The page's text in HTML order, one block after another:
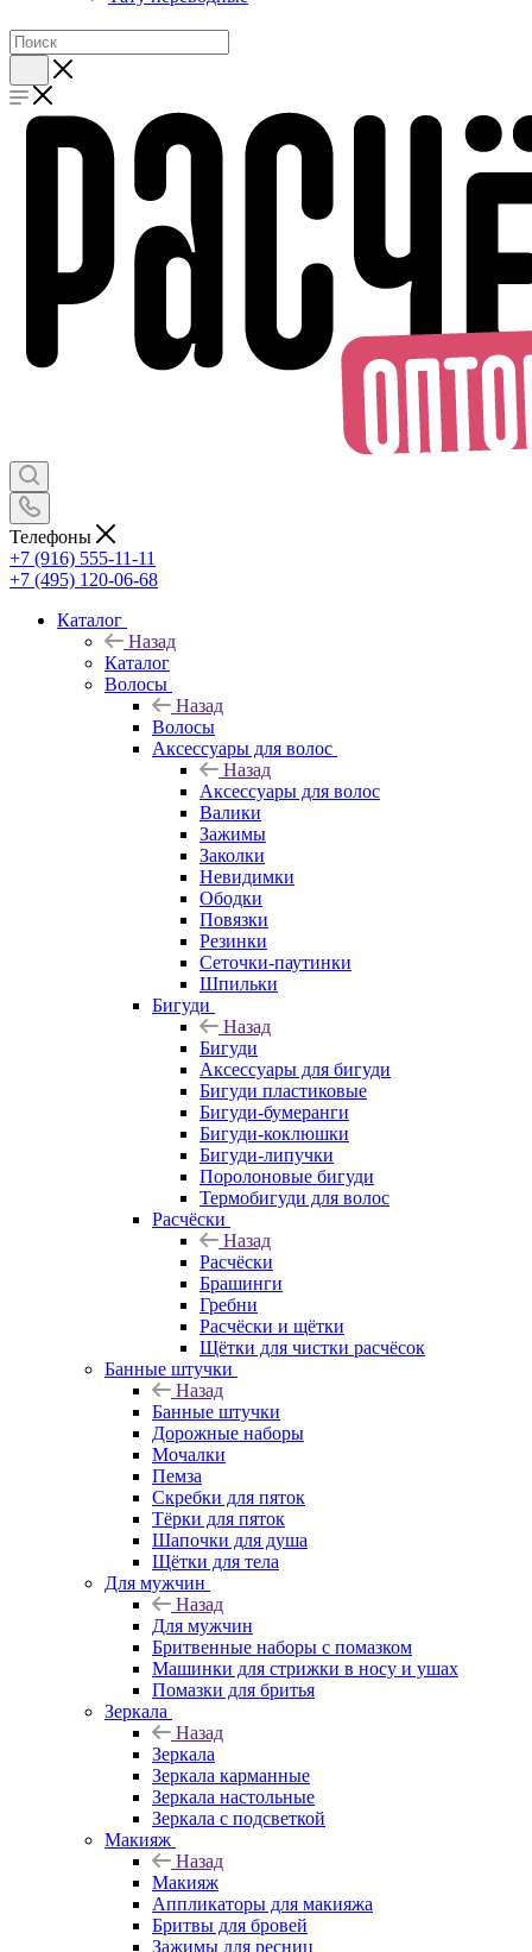
Телефоны
+7 (916) 555-11-11
+7 (495) 120-06-68
Каталог
Назад
Каталог
Волосы
Назад
Волосы
Аксессуары для волос
Назад
Аксессуары для волос
Валики
Зажимы
Заколки
Невидимки
Ободки
Повязки
Резинки
Сеточки-паутинки
Шпильки
Бигуди
Назад
Бигуди
Аксессуары для бигуди
Бигуди пластиковые
Бигуди-бумеранги
Бигуди-коклюшки
Бигуди-липучки
Поролоновые бигуди
Термобигуди для волос
Расчёски
Назад
Расчёски
Брашинги
Гребни
Расчёски и щётки
Щётки для чистки расчёсок
Банные штучки
Назад
Банные штучки
Дорожные наборы
Мочалки
Пемза
Скребки для пяток
Тёрки для пяток
Шапочки для душа
Щётки для тела
Для мужчин
Назад
Для мужчин
Бритвенные наборы с помазком
Машинки для стрижки в носу и ушах
Помазки для бритья
Зеркала
Назад
Зеркала
Зеркала карманные
Зеркала настольные
Зеркала с подсветкой
Макияж
Назад
Макияж
Аппликаторы для макияжа
Бритвы для бровей
Зажимы для ресниц